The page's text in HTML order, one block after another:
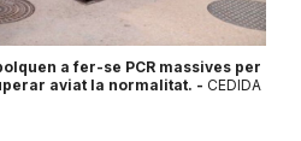
a fer-se PCR massives per
aviat la normalitat. - CEDIDA